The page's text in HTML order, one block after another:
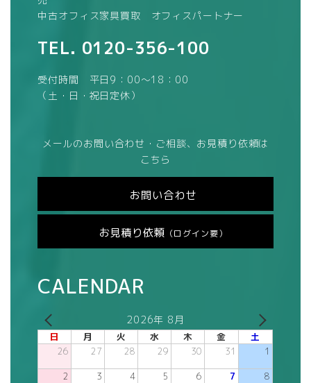
中古オフィス家具買取 オフィスパートナー
TEL. 0120-356-100
受付時間 平日9：00～18：00
（土・日・祝日定休）
メールのお問い合わせ・ご相談、お見積り依頼は
こちら
お問い合わせ
お見積り依頼 （ログイン要）
CALENDAR
2026年 8月
日 月 火 水 木 金 土
26 27 28 29 30 31 1
2 3 4 5 6 7 8